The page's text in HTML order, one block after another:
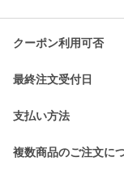
クーポン利用可否
最終注文受付日
支払い方法
複数商品のご注文に